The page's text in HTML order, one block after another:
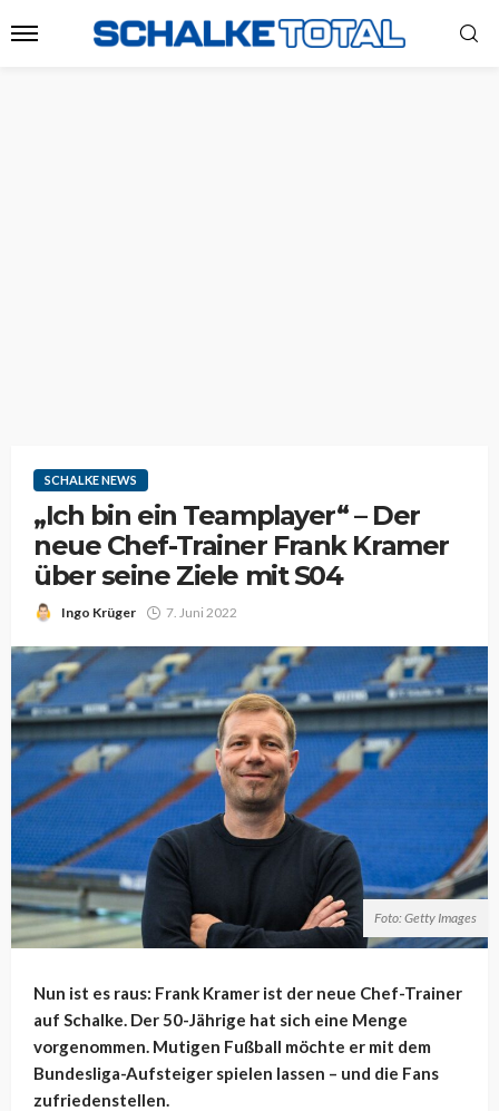
SCHALKE NEWS
„Ich bin ein Teamplayer“ – Der
neue Chef-Trainer Frank Kramer
über seine Ziele mit S04
Ingo Krüger 7. Juni 2022
Foto: Getty Images
Nun ist es raus: Frank Kramer ist der neue Chef-Trainer
auf Schalke. Der 50-Jährige hat sich eine Menge
vorgenommen. Mutigen Fußball möchte er mit dem
Bundesliga-Aufsteiger spielen lassen – und die Fans
zufriedenstellen.